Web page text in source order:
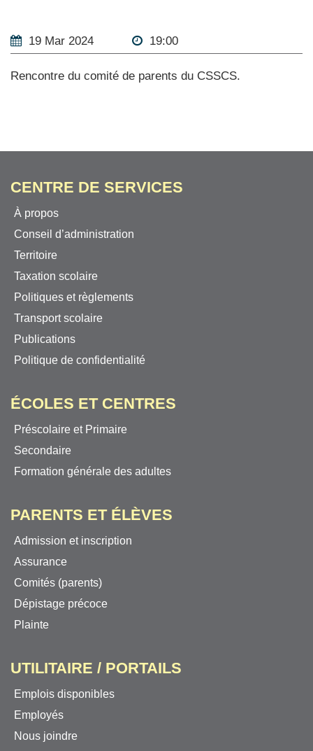
19 Mar 2024 19:00
Rencontre du comité de parents du CSSCS.
CENTRE DE SERVICES
À propos
Conseil d’administration
Territoire
Taxation scolaire
Politiques et règlements
Transport scolaire
Publications
Politique de confidentialité
ÉCOLES ET CENTRES
Préscolaire et Primaire
Secondaire
Formation générale des adultes
PARENTS ET ÉLÈVES
Admission et inscription
Assurance
Comités (parents)
Dépistage précoce
Plainte
UTILITAIRE / PORTAILS
Emplois disponibles
Employés
Nous joindre